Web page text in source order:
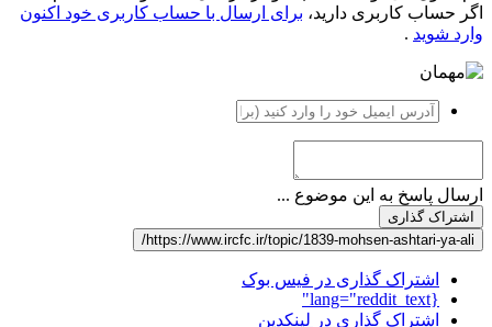
اگر حساب کاربری دارید، برای ارسال با حساب کاربری خود اکنون
وارد شوید .
ارسال پاسخ به این موضوع ...
اشتراک گذاری
https://www.ircfc.ir/topic/1839-mohsen-ashtari-ya-ali/
اشتراک گذاری در فیس بوک
{lang="reddit_text"
اشتراک گذاری در لینکدین